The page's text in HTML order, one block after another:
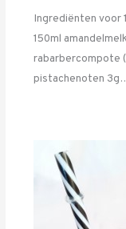
Ingrediënten voor
150ml
rabarbercompote
pistachenoten